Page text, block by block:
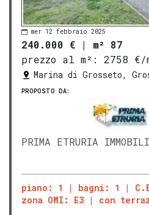
mer 12 febbraio 2025
240.000 € | m² 87
prezzo al m²:
2758 €/
Marina di Grosseto,
PROPOSTO DA:
PRIMA ETRURIA
piano: 1 bagni: 1
zona OMI: E3
con